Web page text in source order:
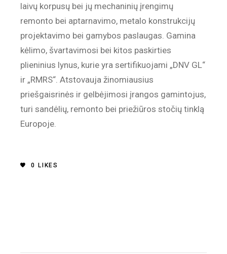
laivų korpusų bei jų mechaninių įrengimų
remonto bei aptarnavimo, metalo konstrukcijų
projektavimo bei gamybos paslaugas. Gamina
kėlimo, švartavimosi bei kitos paskirties
plieninius lynus, kurie yra sertifikuojami „DNV GL“
ir „RMRS“. Atstovauja žinomiausius
priešgaisrinės ir gelbėjimosi įrangos gamintojus,
turi sandėlių, remonto bei priežiūros stočių tinklą
Europoje.
0 LIKES